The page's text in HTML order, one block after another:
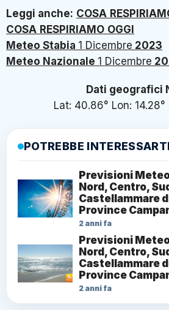
Leggi anche: COSA
COSA RESPIRIAMO OGGI
Meteo Stabia 1 Dicembre 2023
Meteo Nazionale 1 Dicembre
Dati geografici
Lat: 40.86° Lon: 14.28°
POTREBBE
Previsioni
Nord, Centro,
Castellammare
Province
2 anni fa
Previsioni
Nord, Centro,
Castellammare
Province
2 anni fa